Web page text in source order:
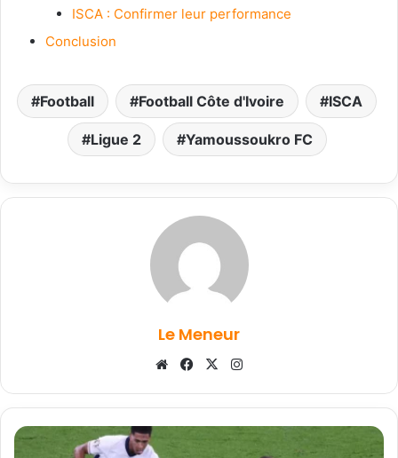
ISCA : Confirmer leur performance
Conclusion
Football Football Côte d'Ivoire ISCA
Ligue 2 Yamoussoukro FC
Le Meneur
WebsiteFacebook
X